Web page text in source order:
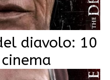
diavolo: 10